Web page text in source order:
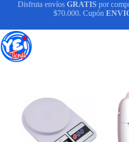
Disfruta envíosGRATIS por
$70.000. Cupón